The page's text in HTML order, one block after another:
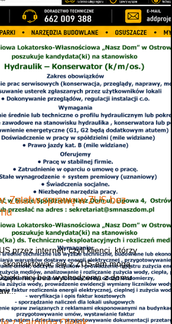
Załatw sprawę w ZUS bez
przez internet, czyli klienci, którzy
się z ZUS-em mogą
niej bez wychodzenia z domu